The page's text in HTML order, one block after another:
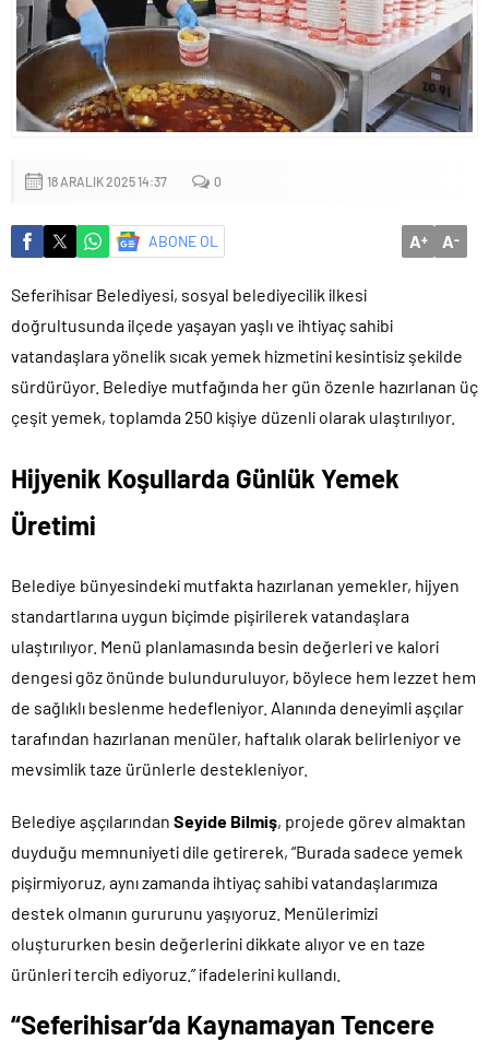
18 ARALIK 2025 14:37 0
ABONE OL A+ A-
Seferihisar Belediyesi, sosyal belediyecilik ilkesi
doğrultusunda ilçede yaşayan yaşlı ve ihtiyaç sahibi
vatandaşlara yönelik sıcak yemek hizmetini kesintisiz şekilde
sürdürüyor. Belediye mutfağında her gün özenle hazırlanan üç
çeşit yemek, toplamda 250 kişiye düzenli olarak ulaştırılıyor.
Hijyenik Koşullarda Günlük Yemek
Üretimi
Belediye bünyesindeki mutfakta hazırlanan yemekler, hijyen
standartlarına uygun biçimde pişirilerek vatandaşlara
ulaştırılıyor. Menü planlamasında besin değerleri ve kalori
dengesi göz önünde bulunduruluyor, böylece hem lezzet hem
de sağlıklı beslenme hedefleniyor. Alanında deneyimli aşçılar
tarafından hazırlanan menüler, haftalık olarak belirleniyor ve
mevsimlik taze ürünlerle destekleniyor.
Belediye aşçılarından Seyide Bilmiş, projede görev almaktan
duyduğu memnuniyeti dile getirerek, “Burada sadece yemek
pişirmiyoruz, aynı zamanda ihtiyaç sahibi vatandaşlarımıza
destek olmanın gururunu yaşıyoruz. Menülerimizi
oluştururken besin değerlerini dikkate alıyor ve en taze
ürünleri tercih ediyoruz.” ifadelerini kullandı.
“Seferihisar’da Kaynamayan Tencere